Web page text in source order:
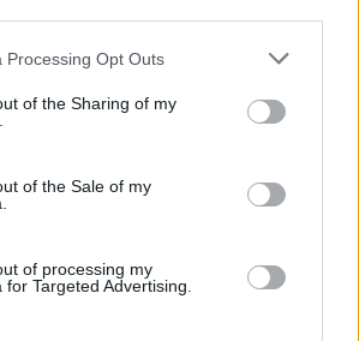
Processing Opt Outs
of the Sharing of my
of the Sale of my
of processing my
Targeted Advertising.
apie iš tėvų paimtus šešis
00:00:30
avarijos Vilniaus r.: dviejų moterų ir
nepavyko